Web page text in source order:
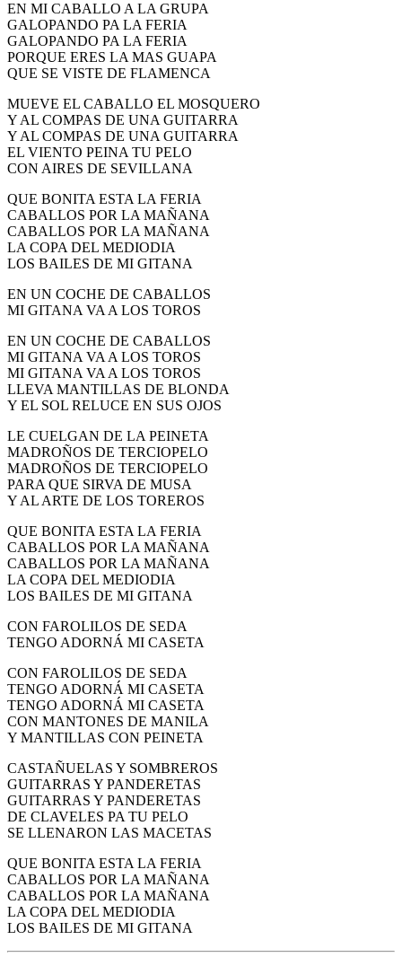
EN MI CABALLO A LA GRUPA
GALOPANDO PA LA FERIA
GALOPANDO PA LA FERIA
PORQUE ERES LA MAS GUAPA
QUE SE VISTE DE FLAMENCA
MUEVE EL CABALLO EL MOSQUERO
Y AL COMPAS DE UNA GUITARRA
Y AL COMPAS DE UNA GUITARRA
EL VIENTO PEINA TU PELO
CON AIRES DE SEVILLANA
QUE BONITA ESTA LA FERIA
CABALLOS POR LA MAÑANA
CABALLOS POR LA MAÑANA
LA COPA DEL MEDIODIA
LOS BAILES DE MI GITANA
EN UN COCHE DE CABALLOS
MI GITANA VA A LOS TOROS
EN UN COCHE DE CABALLOS
MI GITANA VA A LOS TOROS
MI GITANA VA A LOS TOROS
LLEVA MANTILLAS DE BLONDA
Y EL SOL RELUCE EN SUS OJOS
LE CUELGAN DE LA PEINETA
MADROÑOS DE TERCIOPELO
MADROÑOS DE TERCIOPELO
PARA QUE SIRVA DE MUSA
Y AL ARTE DE LOS TOREROS
QUE BONITA ESTA LA FERIA
CABALLOS POR LA MAÑANA
CABALLOS POR LA MAÑANA
LA COPA DEL MEDIODIA
LOS BAILES DE MI GITANA
CON FAROLILOS DE SEDA
TENGO ADORNÁ MI CASETA
CON FAROLILOS DE SEDA
TENGO ADORNÁ MI CASETA
TENGO ADORNÁ MI CASETA
CON MANTONES DE MANILA
Y MANTILLAS CON PEINETA
CASTAÑUELAS Y SOMBREROS
GUITARRAS Y PANDERETAS
GUITARRAS Y PANDERETAS
DE CLAVELES PA TU PELO
SE LLENARON LAS MACETAS
QUE BONITA ESTA LA FERIA
CABALLOS POR LA MAÑANA
CABALLOS POR LA MAÑANA
LA COPA DEL MEDIODIA
LOS BAILES DE MI GITANA